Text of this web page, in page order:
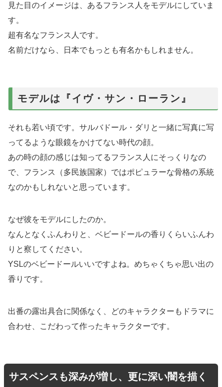
見た目のイメージは、あるフランス人をモデルにしていま
す。
超有名なフランス人です。
名前だけなら、日本でもっとも有名かもしれません。
モデルは『イヴ・サン・ローラン』
それも若い頃です。サルバドール・ダリと一緒に写真に写
ってるような眼鏡をかけてない時代の顔。
あの時の顔の感じは知ってるフランス人にそっくりなの
で、フランス（多民族国家）ではポピュラーな骨格の系統
なのかもしれないと思っています。
なぜ彼をモデルにしたのか。
なんとなくふんわりと、ベビードールの香りくらいふんわ
りと察してください。
YSLのベビードールいいですよね。めちゃくちゃ思い出の
香りです。
出番の露出具合に関係なく、どのキャラクターもドラマに
合わせ、こだわって作ったキャラクターです。
サスペンスも深みが増し、更に深い闇を描く